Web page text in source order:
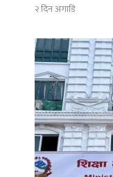
२ दिन अगाडि